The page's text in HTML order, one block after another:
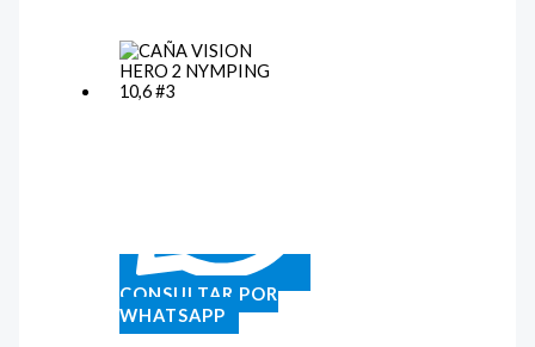
CONSULTAR POR
WHATSAPP